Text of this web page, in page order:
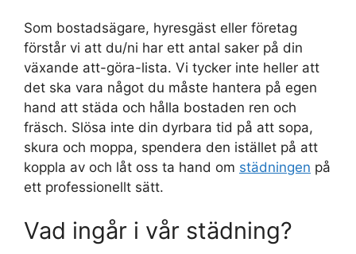
Som bostadsägare, hyresgäst eller företag
förstår vi att du/ni har ett antal saker på din
växande att-göra-lista. Vi tycker inte heller att
det ska vara något du måste hantera på egen
hand att städa och hålla bostaden ren och
fräsch. Slösa inte din dyrbara tid på att sopa,
skura och moppa, spendera den istället på att
koppla av och låt oss ta hand om städningen på
ett professionellt sätt.
Vad ingår i vår städning?